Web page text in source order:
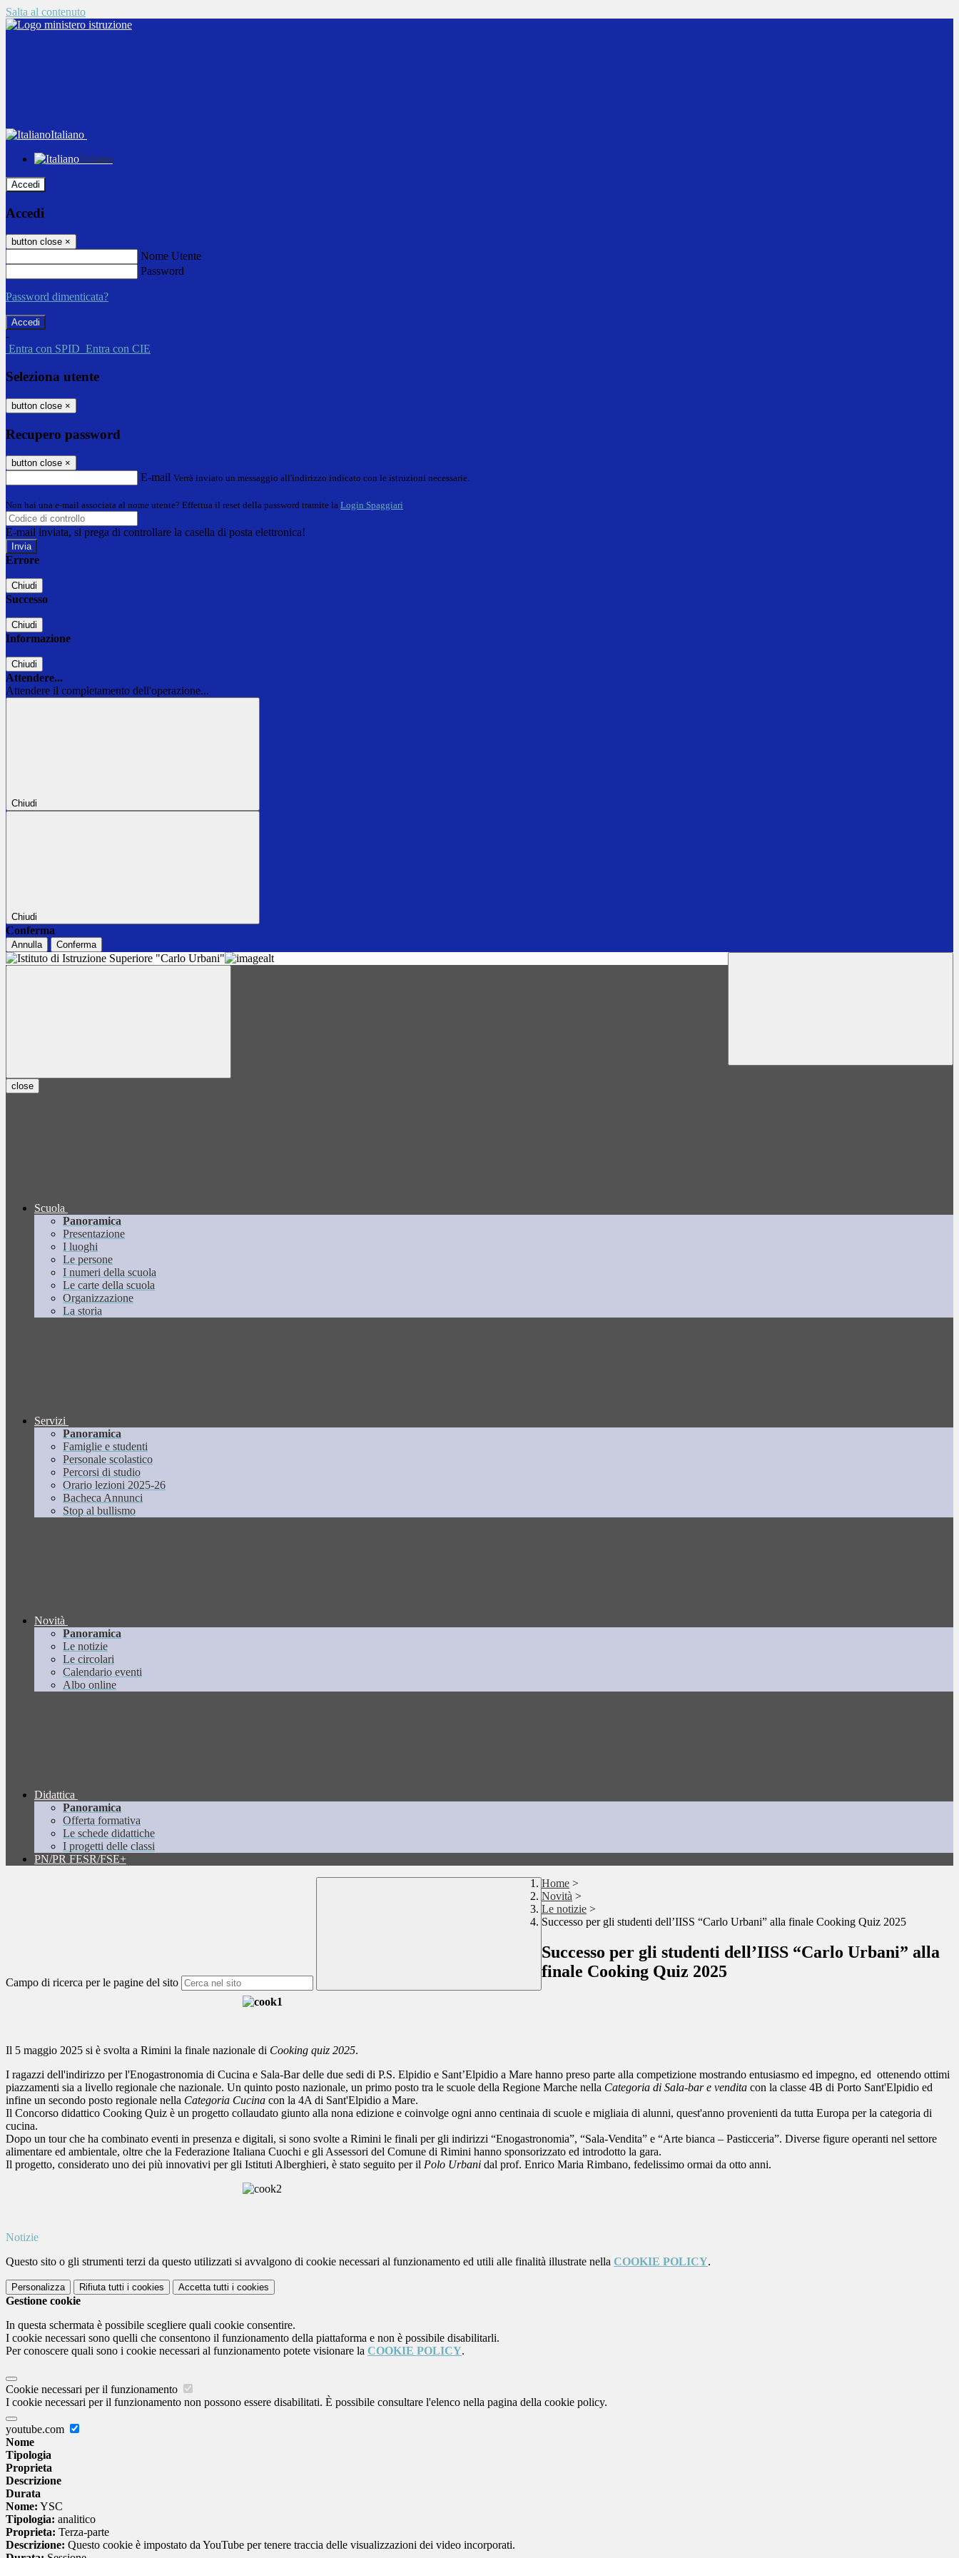
Salta al contenuto
Italiano
Italiano
Accedi
Accedi
button close ×
Nome Utente
Password
Password dimenticata?
-
Entra con SPID Entra con CIE
Seleziona utente
button close ×
Recupero password
button close ×
E-mail Verrà inviato un messaggio all'indirizzo indicato con le istruzioni necessarie.
Non hai una e-mail associata al nome utente? Effettua il reset della password tramite la Login Spaggiari
E-mail inviata, si prega di controllare la casella di posta elettronica!
Errore
Chiudi
Successo
Chiudi
Informazione
Chiudi
Attendere...
Attendere il completamento dell'operazione...
Chiudi
Chiudi
Conferma
Annulla Conferma
close
Scuola
Panoramica
Presentazione
I luoghi
Le persone
I numeri della scuola
Le carte della scuola
Organizzazione
La storia
Servizi
Panoramica
Famiglie e studenti
Personale scolastico
Percorsi di studio
Orario lezioni 2025-26
Bacheca Annunci
Stop al bullismo
Novità
Panoramica
Le notizie
Le circolari
Calendario eventi
Albo online
Didattica
Panoramica
Offerta formativa
Le schede didattiche
I progetti delle classi
PN/PR FESR/FSE+
Campo di ricerca per le pagine del sito
Home >
Novità >
Le notizie >
Successo per gli studenti dell’IISS “Carlo Urbani” alla finale Cooking Quiz 2025
Successo per gli studenti dell’IISS “Carlo Urbani” alla
finale Cooking Quiz 2025
Il 5 maggio 2025 si è svolta a Rimini la finale nazionale di Cooking quiz 2025.
I ragazzi dell'indirizzo per l'Enogastronomia di Cucina e Sala-Bar delle due sedi di P.S. Elpidio e Sant’Elpidio a Mare hanno preso parte alla competizione mostrando entusiasmo ed impegno, ed ottenendo ottimi
piazzamenti sia a livello regionale che nazionale. Un quinto posto nazionale, un primo posto tra le scuole della Regione Marche nella Categoria di Sala-bar e vendita con la classe 4B di Porto Sant'Elpidio ed
infine un secondo posto regionale nella Categoria Cucina con la 4A di Sant'Elpidio a Mare.
Il Concorso didattico Cooking Quiz è un progetto collaudato giunto alla nona edizione e coinvolge ogni anno centinaia di scuole e migliaia di alunni, quest'anno provenienti da tutta Europa per la categoria di
cucina.
Dopo un tour che ha combinato eventi in presenza e digitali, si sono svolte a Rimini le finali per gli indirizzi “Enogastronomia”, “Sala-Vendita” e “Arte bianca – Pasticceria”. Diverse figure operanti nel settore
alimentare ed ambientale, oltre che la Federazione Italiana Cuochi e gli Assessori del Comune di Rimini hanno sponsorizzato ed introdotto la gara.
Il progetto, considerato uno dei più innovativi per gli Istituti Alberghieri, è stato seguito per il Polo Urbani dal prof. Enrico Maria Rimbano, fedelissimo ormai da otto anni.
Notizie
Questo sito o gli strumenti terzi da questo utilizzati si avvalgono di cookie necessari al funzionamento ed utili alle finalità illustrate nella COOKIE POLICY.
Personalizza Rifiuta tutti i cookies Accetta tutti i cookies
Gestione cookie
In questa schermata è possibile scegliere quali cookie consentire.
I cookie necessari sono quelli che consentono il funzionamento della piattaforma e non è possibile disabilitarli.
Per conoscere quali sono i cookie necessari al funzionamento potete visionare la COOKIE POLICY.
Cookie necessari per il funzionamento
I cookie necessari per il funzionamento non possono essere disabilitati. È possibile consultare l'elenco nella pagina della cookie policy.
youtube.com
Nome
Tipologia
Proprieta
Descrizione
Durata
Nome: YSC
Tipologia: analitico
Proprieta: Terza-parte
Descrizione: Questo cookie è impostato da YouTube per tenere traccia delle visualizzazioni dei video incorporati.